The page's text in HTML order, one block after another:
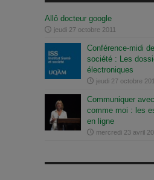
Allô docteur google
jeudi 27 octobre 2011
Conférence-midi
société : Les
électroniques
jeudi 27 octobre
Communiquer
comme moi : les
en ligne
mercredi 23 avril